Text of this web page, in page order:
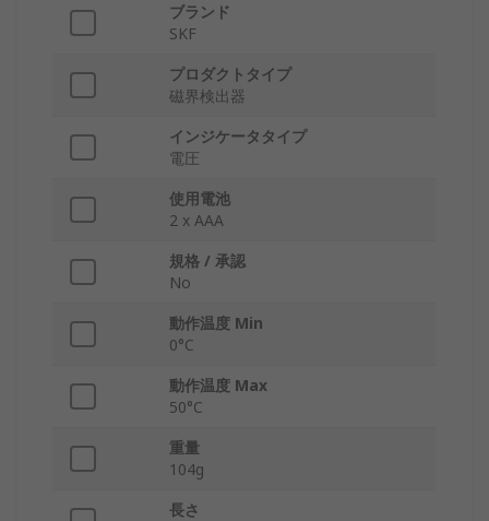
ブランド
SKF
プロダクトタイプ
磁界検出器
インジケータタイプ
電圧
使用電池
2 x AAA
規格 / 承認
No
動作温度 Min
0°C
動作温度 Max
50°C
重量
104g
長さ